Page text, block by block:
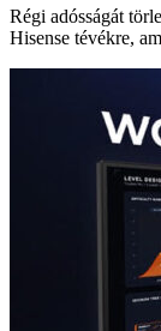
Régi adósságát
Hisense tévékre,